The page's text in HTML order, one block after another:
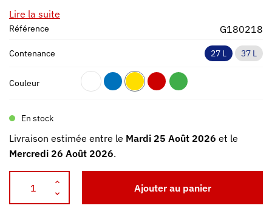
Lire la suite
Référence G180218
Contenance 27 L 37 L
Couleur
En stock
Livraison estimée entre le Mardi 25 Août 2026 et le
Mercredi 26 Août 2026.
Ajouter au panier